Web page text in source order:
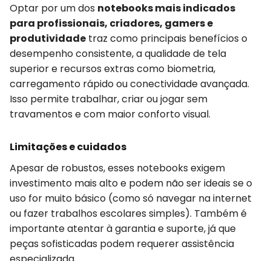
Optar por um dos notebooks mais indicados
para profissionais, criadores, gamers e
produtividade traz como principais benefícios o
desempenho consistente, a qualidade de tela
superior e recursos extras como biometria,
carregamento rápido ou conectividade avançada.
Isso permite trabalhar, criar ou jogar sem
travamentos e com maior conforto visual.
Limitações e cuidados
Apesar de robustos, esses notebooks exigem
investimento mais alto e podem não ser ideais se o
uso for muito básico (como só navegar na internet
ou fazer trabalhos escolares simples). Também é
importante atentar à garantia e suporte, já que
peças sofisticadas podem requerer assistência